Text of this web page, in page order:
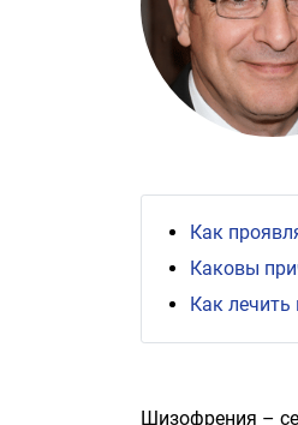
Как
Каковы
Как
Шизофрения –